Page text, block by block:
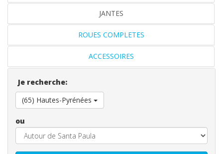
JANTES
ROUES COMPLETES
ACCESSOIRES
Je recherche:
(65) Hautes-Pyrénées
ou